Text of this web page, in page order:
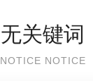
无关键词
NOTICE NOTICE